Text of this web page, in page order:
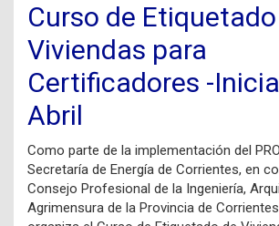
Curso de
Viviendas para
Certificadores -
Abril
Como parte de la implementación del
Secretaría de Energía de Corrientes, en
Consejo Profesional de la Ingeniería,
Agrimensura de la Provincia de